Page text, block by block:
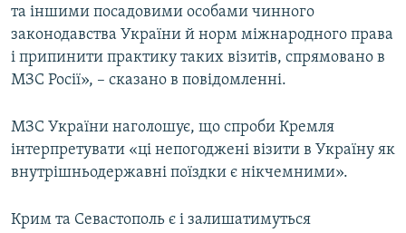
та іншими посадовими особами чинного
законодавства України й норм міжнародного права
і припинити практику таких візитів, спрямовано в
МЗС Росії», – сказано в повідомленні.
МЗС України наголошує, що спроби Кремля
інтерпретувати «ці непогоджені візити в Україну як
внутрішньодержавні поїздки є нікчемними».
Крим та Севастополь є і залишатимуться